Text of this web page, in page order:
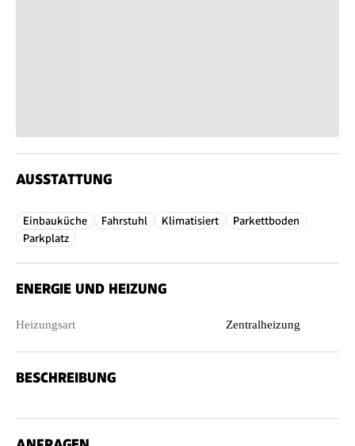
AUSSTATTUNG
Einbauküche Fahrstuhl Klimatisiert
Parkettboden
Parkplatz
ENERGIE UND HEIZUNG
Heizungsart Zentralheizung
BESCHREIBUNG